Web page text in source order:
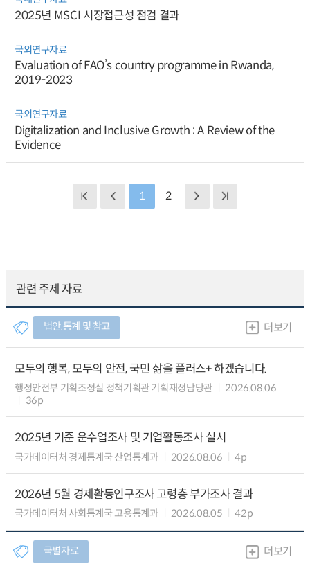
2025년 MSCI 시장접근성 점검 결과
국외연구자료
Evaluation of FAO’s country programme in Rwanda,
2019-2023
국외연구자료
Digitalization and Inclusive Growth : A Review of the
Evidence
1 2
관련 주제 자료
법안.통계 및 참고 더보기
모두의 행복, 모두의 안전, 국민 삶을 플러스+ 하겠습니다.
행정안전부 기획조정실 정책기획관 기획재정담당관
2026.08.06
36p
2025년 기준 운수업조사 및 기업활동조사 실시
국가데이터처 경제통계국 산업통계과 2026.08.06 4p
2026년 5월 경제활동인구조사 고령층 부가조사 결과
국가데이터처 사회통계국 고용통계과 2026.08.05 42p
국별자료 더보기